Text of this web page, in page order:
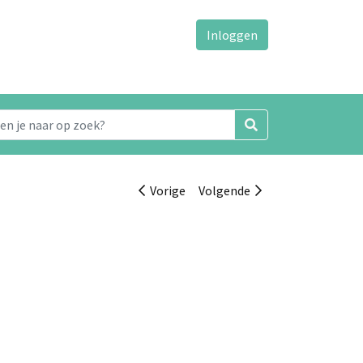
Inloggen
Vorige Volgende